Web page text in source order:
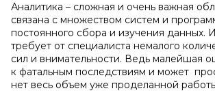
Аналитика – сложная и очень важная
связана с множеством систем и
постоянного сбора и изучения данных.
требует от специалиста немалого
сил и внимательности. Ведь малейшая
к фатальным последствиям и может
нет весь объем уже проделанной